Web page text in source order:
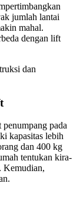
jumlah lantai
mahal.
dengan lift
dan
pada
kapasitas lebih
dan 400 kg
tentukan kira-
Kemudian,